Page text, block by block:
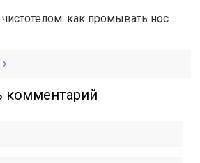
как промывать нос
комментарий